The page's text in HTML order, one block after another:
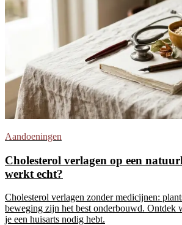
Aandoeningen
Cholesterol verlagen op een
werkt echt?
Cholesterol verlagen zonder medicijnen:
beweging zijn het best onderbouwd. Ontdek
je een huisarts nodig hebt.